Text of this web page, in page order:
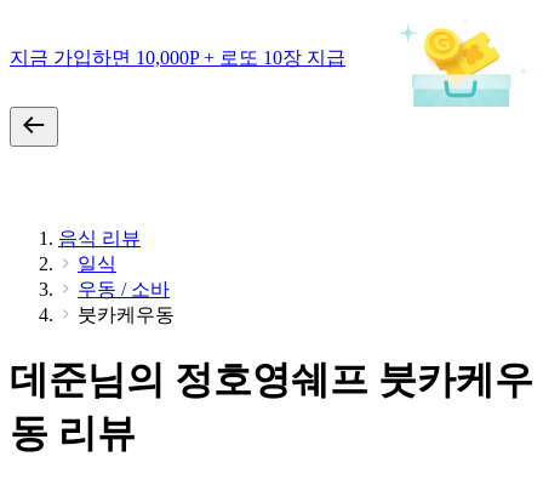
지금 가입하면 10,000P + 로또 10장 지급
음식 리뷰
일식
우동 / 소바
붓카케우동
데준님의 정호영쉐프 붓카케우
동 리뷰